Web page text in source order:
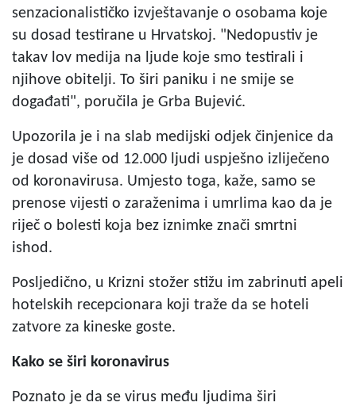
senzacionalističko izvještavanje o osobama koje
su dosad testirane u Hrvatskoj. "Nedopustiv je
takav lov medija na ljude koje smo testirali i
njihove obitelji. To širi paniku i ne smije se
događati", poručila je Grba Bujević.
Upozorila je i na slab medijski odjek činjenice da
je dosad više od 12.000 ljudi uspješno izliječeno
od koronavirusa. Umjesto toga, kaže, samo se
prenose vijesti o zaraženima i umrlima kao da je
riječ o bolesti koja bez iznimke znači smrtni
ishod.
Posljedično, u Krizni stožer stižu im zabrinuti apeli
hotelskih recepcionara koji traže da se hoteli
zatvore za kineske goste.
Kako se širi koronavirus
Poznato je da se virus među ljudima širi